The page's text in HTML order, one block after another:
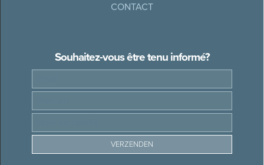
CONTACT
Souhaitez-vous être tenu informé?